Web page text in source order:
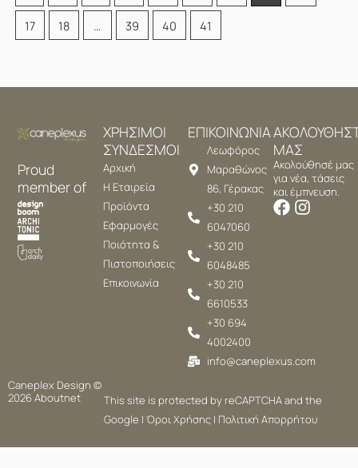
17 18 … 39 40 41
Proud
member of
ΧΡΗΣΙΜΟΙ
ΣΥΝΔΕΣΜΟΙ
Αρχική
Η Εταιρεία
Προϊόντα
Εφαρμογές
Ποιότητα &
Πιστοποιήσεις
Επικοινωνία
ΕΠΙΚΟΙΝΩΝΙΑ
Λεωφόρος
Μαραθώνος
86, Γέρακας
+30 210
6047060
+30 210
6048485
+30 210
6610533
+30 694
4002400
info@caneplexus.com
ΜΑΣ
Ακολούθησέ μας
για νέα, τάσεις
και έμπνευση.
Caneplex Design ©
2026 Aboutnet
This site is protected by reCAPTCHA and the
Google | Όροι Χρήσης| Πολιτική Απορρήτου